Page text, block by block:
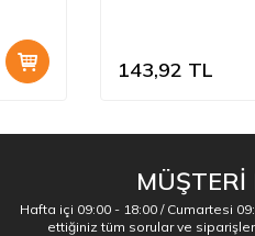
143,92 TL
MÜŞTERİ
Hafta içi 09:00 - 18:00 / Cumartesi
ettiğiniz tüm sorular ve